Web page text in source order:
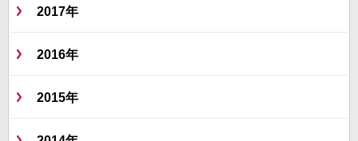
2017年
2016年
2015年